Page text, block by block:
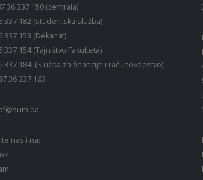
36 337 150 (centrala)
337 182 (studentska služba)
337 153 (Dekanat)
337 154 (Tajništvo Fakulteta)
337 184 (Služba za financije i računovodstvo)
36 337 163
nas i na: